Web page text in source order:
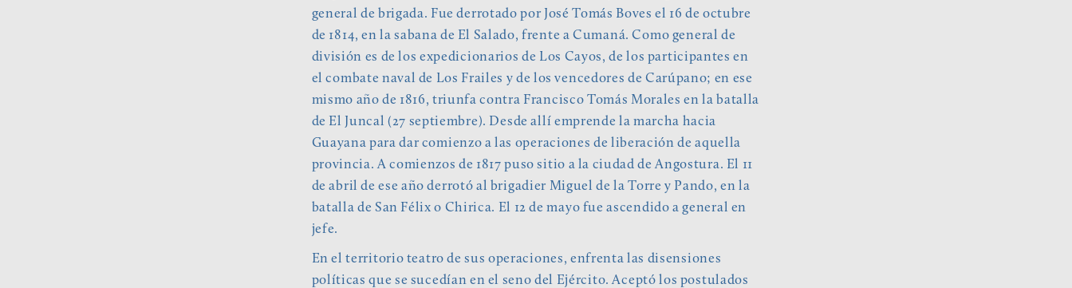
general de brigada. Fue derrotado por José Tomás Boves el 16 de octubre
de 1814, en la sabana de El Salado, frente a Cumaná. Como general de
división es de los expedicionarios de Los Cayos, de los participantes en
el combate naval de Los Frailes y de los vencedores de Carúpano; en ese
mismo año de 1816, triunfa contra Francisco Tomás Morales en la batalla
de El Juncal (27 septiembre). Desde allí emprende la marcha hacia
Guayana para dar comienzo a las operaciones de liberación de aquella
provincia. A comienzos de 1817 puso sitio a la ciudad de Angostura. El 11
de abril de ese año derrotó al brigadier Miguel de la Torre y Pando, en la
batalla de San Félix o Chirica. El 12 de mayo fue ascendido a general en
jefe.
En el territorio teatro de sus operaciones, enfrenta las disensiones
políticas que se sucedían en el seno del Ejército. Aceptó los postulados